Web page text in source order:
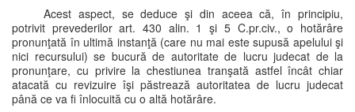
Acest aspect, se deduce şi din aceea că, în principiu,
potrivit prevederilor art. 430 alin. 1 şi 5 C.pr.civ., o hotărâre
pronunţată în ultimă instanţă (care nu mai este supusă apelului şi
nici recursului) se bucură de autoritate de lucru judecat de la
pronunţare, cu privire la chestiunea tranşată astfel încât chiar
atacată cu revizuire îşi păstrează autoritatea de lucru judecat
până ce va fi înlocuită cu o altă hotărâre.